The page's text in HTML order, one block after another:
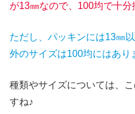
が13㎜なので、100均で十分
ただし、 パッキンには13㎜
外のサイズは100均にはあり
種類やサイズについては、
すね♪